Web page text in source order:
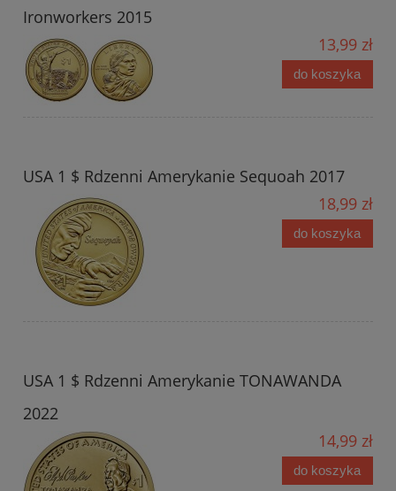
Ironworkers 2015
13,99 zł
do koszyka
USA 1 $ Rdzenni Amerykanie Sequoah 2017
18,99 zł
do koszyka
USA 1 $ Rdzenni Amerykanie TONAWANDA
2022
14,99 zł
do koszyka